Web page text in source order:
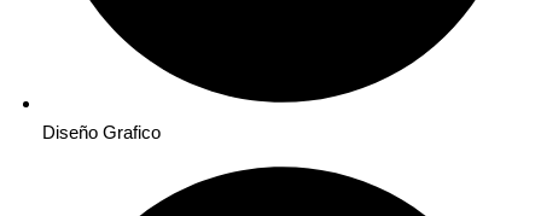
Diseño Grafico